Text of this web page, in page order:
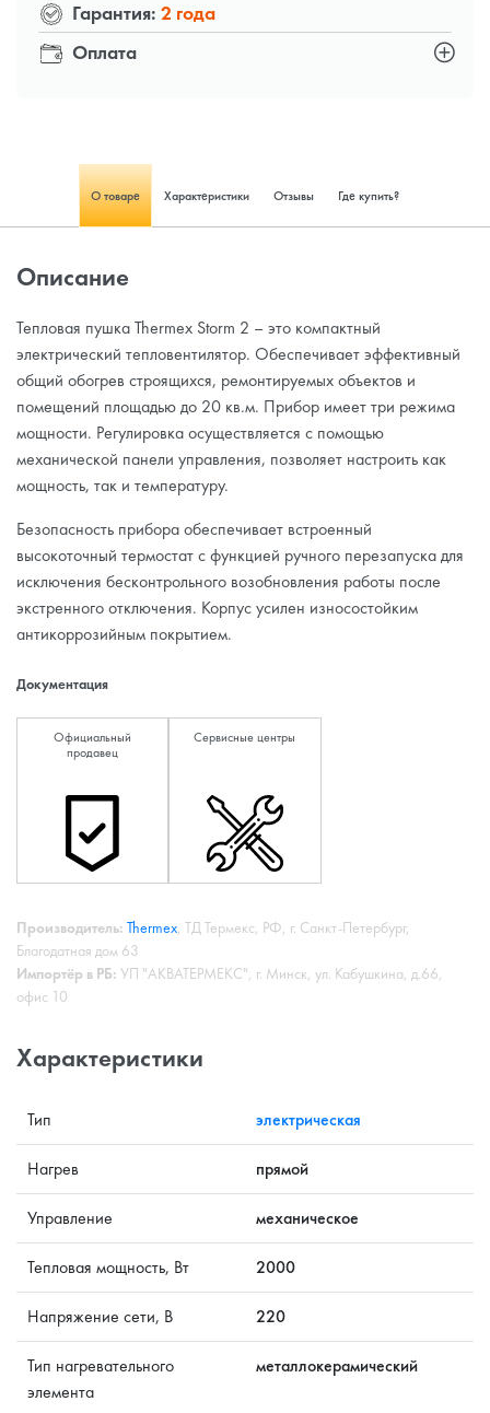
Оплата
Гарантия: 2 года
О товаре Характеристики Отзывы Где купить?
Описание
Тепловая пушка Thermex Storm 2 – это компактный
электрический тепловентилятор. Обеспечивает эффективный
общий обогрев строящихся, ремонтируемых объектов и
помещений площадью до 20 кв.м. Прибор имеет три режима
мощности. Регулировка осуществляется с помощью
механической панели управления, позволяет настроить как
мощность, так и температуру.
Безопасность прибора обеспечивает встроенный
высокоточный термостат с функцией ручного перезапуска для
исключения бесконтрольного возобновления работы после
экстренного отключения. Корпус усилен износостойким
антикоррозийным покрытием.
Документация
Официальный
продавец
Сервисные центры
Производитель: Thermex, ТД Термекс, РФ, г. Санкт-Петербург,
Благодатная дом 63
Импортёр в РБ: УП "АКВАТЕРМЕКС", г. Минск, ул. Кабушкина, д.66,
офис 10
Характеристики
Тип электрическая
Нагрев прямой
Управление механическое
Тепловая мощность, Вт 2000
Напряжение сети, В 220
Тип нагревательного
элемента
металлокерамический